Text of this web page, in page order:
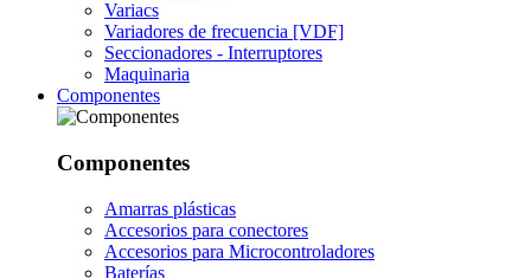
Variacs
Variadores de frecuencia [VDF]
Seccionadores - Interruptores
Maquinaria
Componentes
Componentes
Amarras plásticas
Accesorios para conectores
Accesorios para Microcontroladores
Baterías